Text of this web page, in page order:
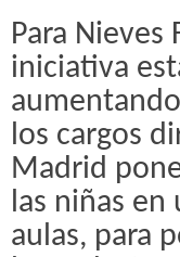
Para Nieves
iniciativa
los cargos
Madrid
las niñas en
aulas, para